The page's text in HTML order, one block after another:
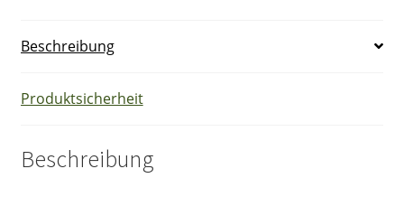
Beschreibung
Produktsicherheit
Beschreibung